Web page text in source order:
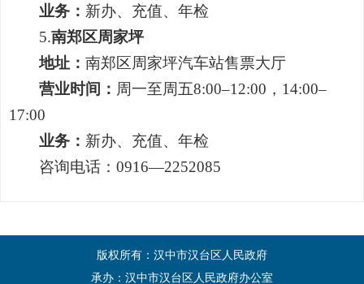
业务： 新办、充值、年检
5.南郑区周家坪
地址：南郑区周家坪汽车站售票大厅
营业时间： 周一至周五8:00–12:00，14:00–
17:00
业务： 新办、充值、年检
咨询电话：0916—2252085
版权所有：汉中市汉台区人民政府
承办：汉中市汉台区人民政府办公室